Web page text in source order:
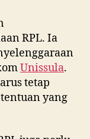
RPL. Ia
Unissula.
tetap
yang